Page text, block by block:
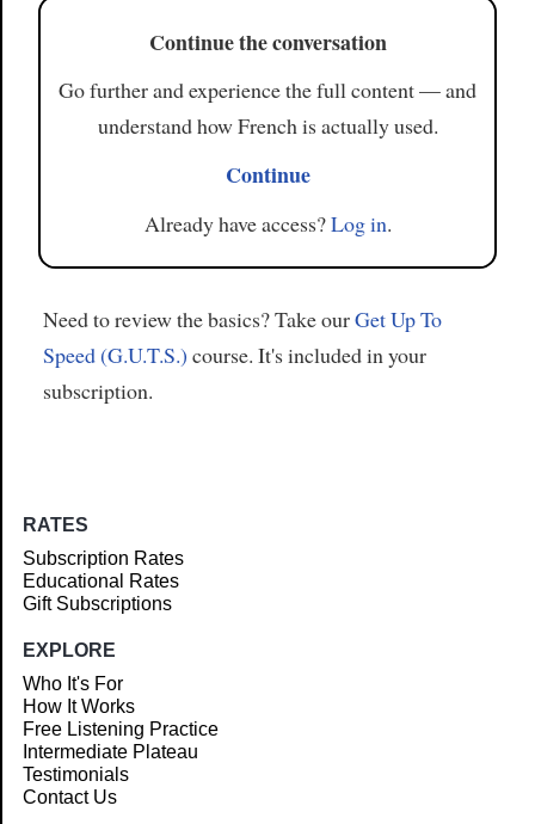
Continue the conversation
Go further and experience the full content — and
understand how French is actually used.
Continue
Already have access?Log in.
Need to review the basics? Take ourGet Up To
Speed (G.U.T.S.) course. It's included in your
subscription.
RATES
Subscription Rates
Educational Rates
Gift Subscriptions
EXPLORE
Who It's For
How It Works
Free Listening Practice
Intermediate Plateau
Testimonials
Contact Us